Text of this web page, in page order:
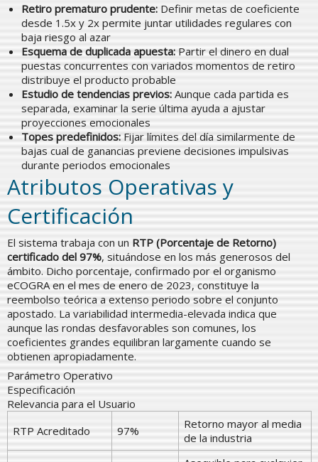
Retiro prematuro prudente: Definir metas de coeficiente
desde 1.5x y 2x permite juntar utilidades regulares con
baja riesgo al azar
Esquema de duplicada apuesta: Partir el dinero en dual
puestas concurrentes con variados momentos de retiro
distribuye el producto probable
Estudio de tendencias previos: Aunque cada partida es
separada, examinar la serie última ayuda a ajustar
proyecciones emocionales
Topes predefinidos: Fijar límites del día similarmente de
bajas cual de ganancias previene decisiones impulsivas
durante periodos emocionales
Atributos Operativas y
Certificación
El sistema trabaja con un RTP (Porcentaje de Retorno)
certificado del 97%, situándose en los más generosos del
ámbito. Dicho porcentaje, confirmado por el organismo
eCOGRA en el mes de enero de 2023, constituye la
reembolso teórica a extenso periodo sobre el conjunto
apostado. La variabilidad intermedia-elevada indica que
aunque las rondas desfavorables son comunes, los
coeficientes grandes equilibran largamente cuando se
obtienen apropiadamente.
Parámetro Operativo
Especificación
Relevancia para el Usuario
RTP Acreditado
97%
Retorno mayor al media
de la industria